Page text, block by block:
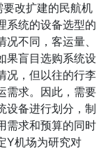
改扩建的民航机
系统的设备选型的
不同，客运量、
果盲目选购系统设
况，但以往的行李
需求。因此，需要
设备进行划分，制
需求和预算的同时
Y机场为研究对